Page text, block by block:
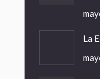
La